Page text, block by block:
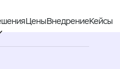
ЦеныВнедрениеКейсы